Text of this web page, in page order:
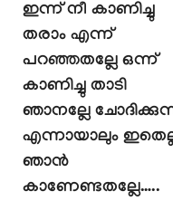
ഇന്ന് നീ കാണിച്ചു
തരാം എന്ന്
പറഞ്ഞതല്ലേ ഒന്ന്
കാണിച്ചു താടി
ഞാനല്ലേ
എന്നായാലും
ഞാൻ
കാണേണ്ടതല്ലേ…..